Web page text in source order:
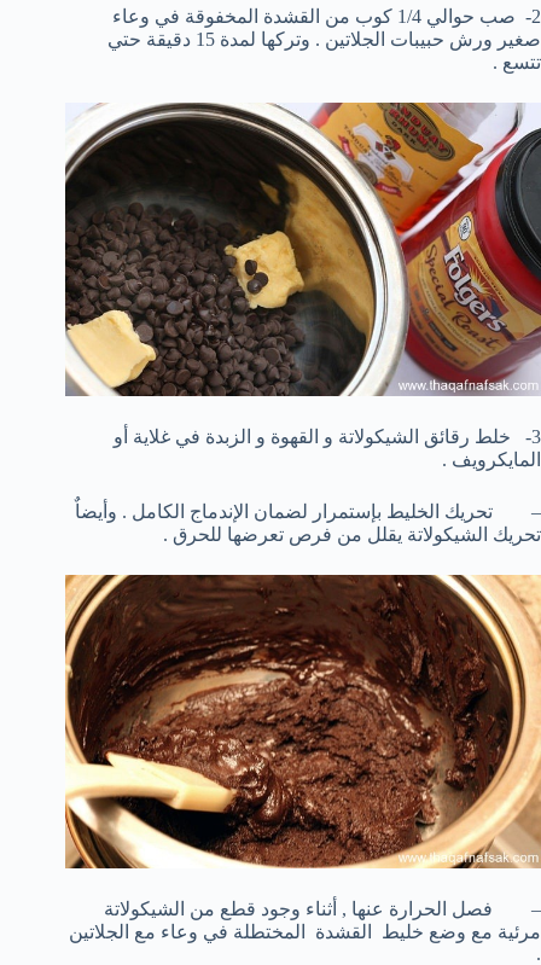
2- صب حوالي 1/4 كوب من القشدة المخفوقة في وعاء
صغير ورش حبيبات الجلاتين . وتركها لمدة 15 دقيقة حتي
تتسع .
3- خلط رقائق الشيكولاتة و القهوة و الزبدة في غلاية أو
المايكرويف .
– تحريك الخليط بإستمرار لضمان الإندماج الكامل . وأيضاٌ
تحريك الشيكولاتة يقلل من فرص تعرضها للحرق .
– فصل الحرارة عنها , أثناء وجود قطع من الشيكولاتة
مرئية مع وضع خليط القشدة المختطلة في وعاء مع الجلاتين
.